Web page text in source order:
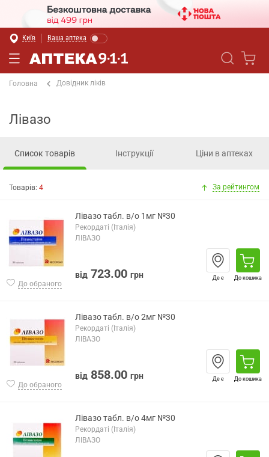
Київ Ваша аптека
Головна Довідник ліків
Лівазо
Список товарів Інструкції Ціни в аптеках
Товарів: 4 За рейтингом
До обраного
Лівазо табл. в/о 1мг №30
Рекордаті (Італія)
ЛІВАЗО
від 723.00 грн Де є До кошика
До обраного
Лівазо табл. в/о 2мг №30
Рекордаті (Італія)
ЛІВАЗО
від 858.00 грн Де є До кошика
Лівазо табл. в/о 4мг №30
Рекордаті (Італія)
ЛІВАЗО